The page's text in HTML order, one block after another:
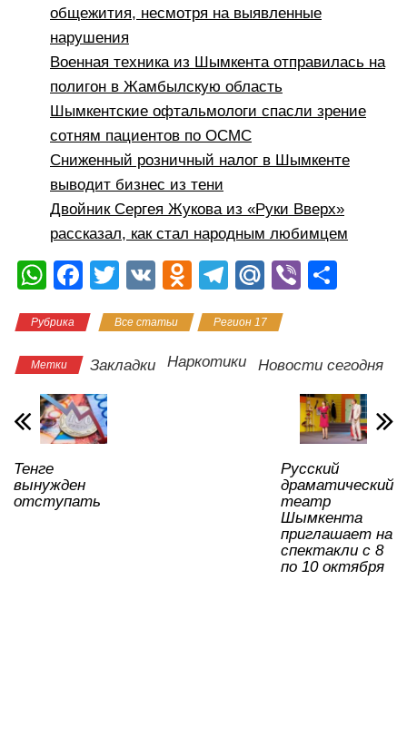
общежития, несмотря на выявленные
нарушения
Военная техника из Шымкента отправилась на
полигон в Жамбылскую область
Шымкентские офтальмологи спасли зрение
сотням пациентов по ОСМС
Сниженный розничный налог в Шымкенте
выводит бизнес из тени
Двойник Сергея Жукова из «Руки Вверх»
рассказал, как стал народным любимцем
W
at
s
A
p
p
F
c
e
b
o
o
k
T
tt
er
V
O
n
o
T
e
gr
M
.R
u
Vi
а
в
и
ть
Рубрика Все статьи Регион 17
Метки Закладки Наркотики Новости сегодня
Тенге
вынужден
отступать
Русский
драматический
театр
Шымкента
приглашает на
спектакли с 8
по 10 октября